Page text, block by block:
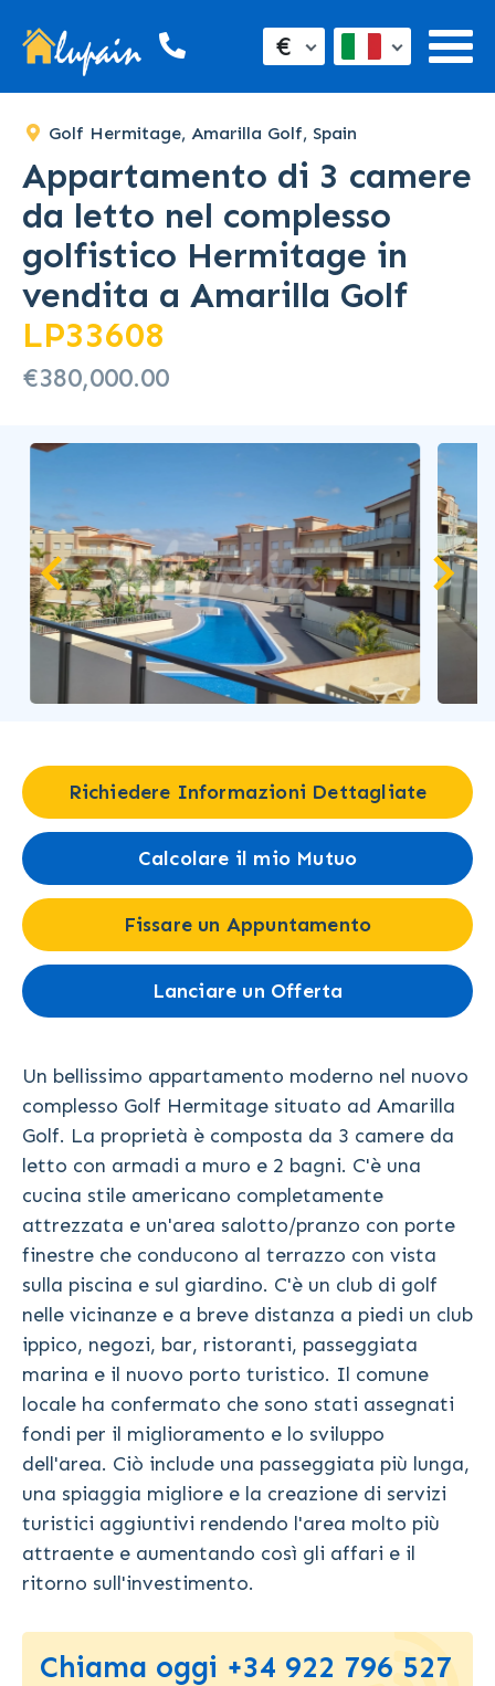
€
Golf Hermitage, Amarilla Golf, Spain
Appartamento di 3 camere
da letto nel complesso
golfistico Hermitage in
vendita a Amarilla Golf
LP33608
€380,000.00
Richiedere Informazioni Dettagliate
Calcolare il mio Mutuo
Fissare un Appuntamento
Lanciare un Offerta
Un bellissimo appartamento moderno nel nuovo
complesso Golf Hermitage situato ad Amarilla
Golf. La proprietà è composta da 3 camere da
letto con armadi a muro e 2 bagni. C'è una
cucina stile americano completamente
attrezzata e un'area salotto/pranzo con porte
finestre che conducono al terrazzo con vista
sulla piscina e sul giardino. C'è un club di golf
nelle vicinanze e a breve distanza a piedi un club
ippico, negozi, bar, ristoranti, passeggiata
marina e il nuovo porto turistico. Il comune
locale ha confermato che sono stati assegnati
fondi per il miglioramento e lo sviluppo
dell'area. Ciò include una passeggiata più lunga,
una spiaggia migliore e la creazione di servizi
turistici aggiuntivi rendendo l'area molto più
attraente e aumentando così gli affari e il
ritorno sull'investimento.
Chiama oggi +34 922 796 527